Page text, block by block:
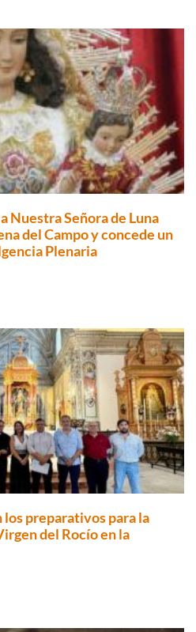
Nuestra Señora de Luna
del Campo y concede un
Plenaria
preparativos para la
del Rocío en la